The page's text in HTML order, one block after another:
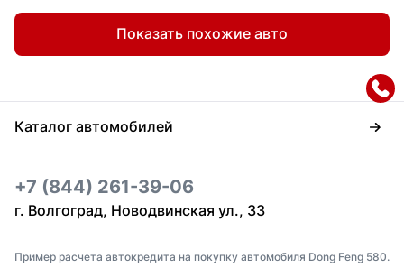
Показать похожие авто
Каталог автомобилей
+7 (844) 261-39-06
г. Волгоград, Новодвинская ул., 33
Пример расчета автокредита на покупку автомобиля Dong Feng 580.